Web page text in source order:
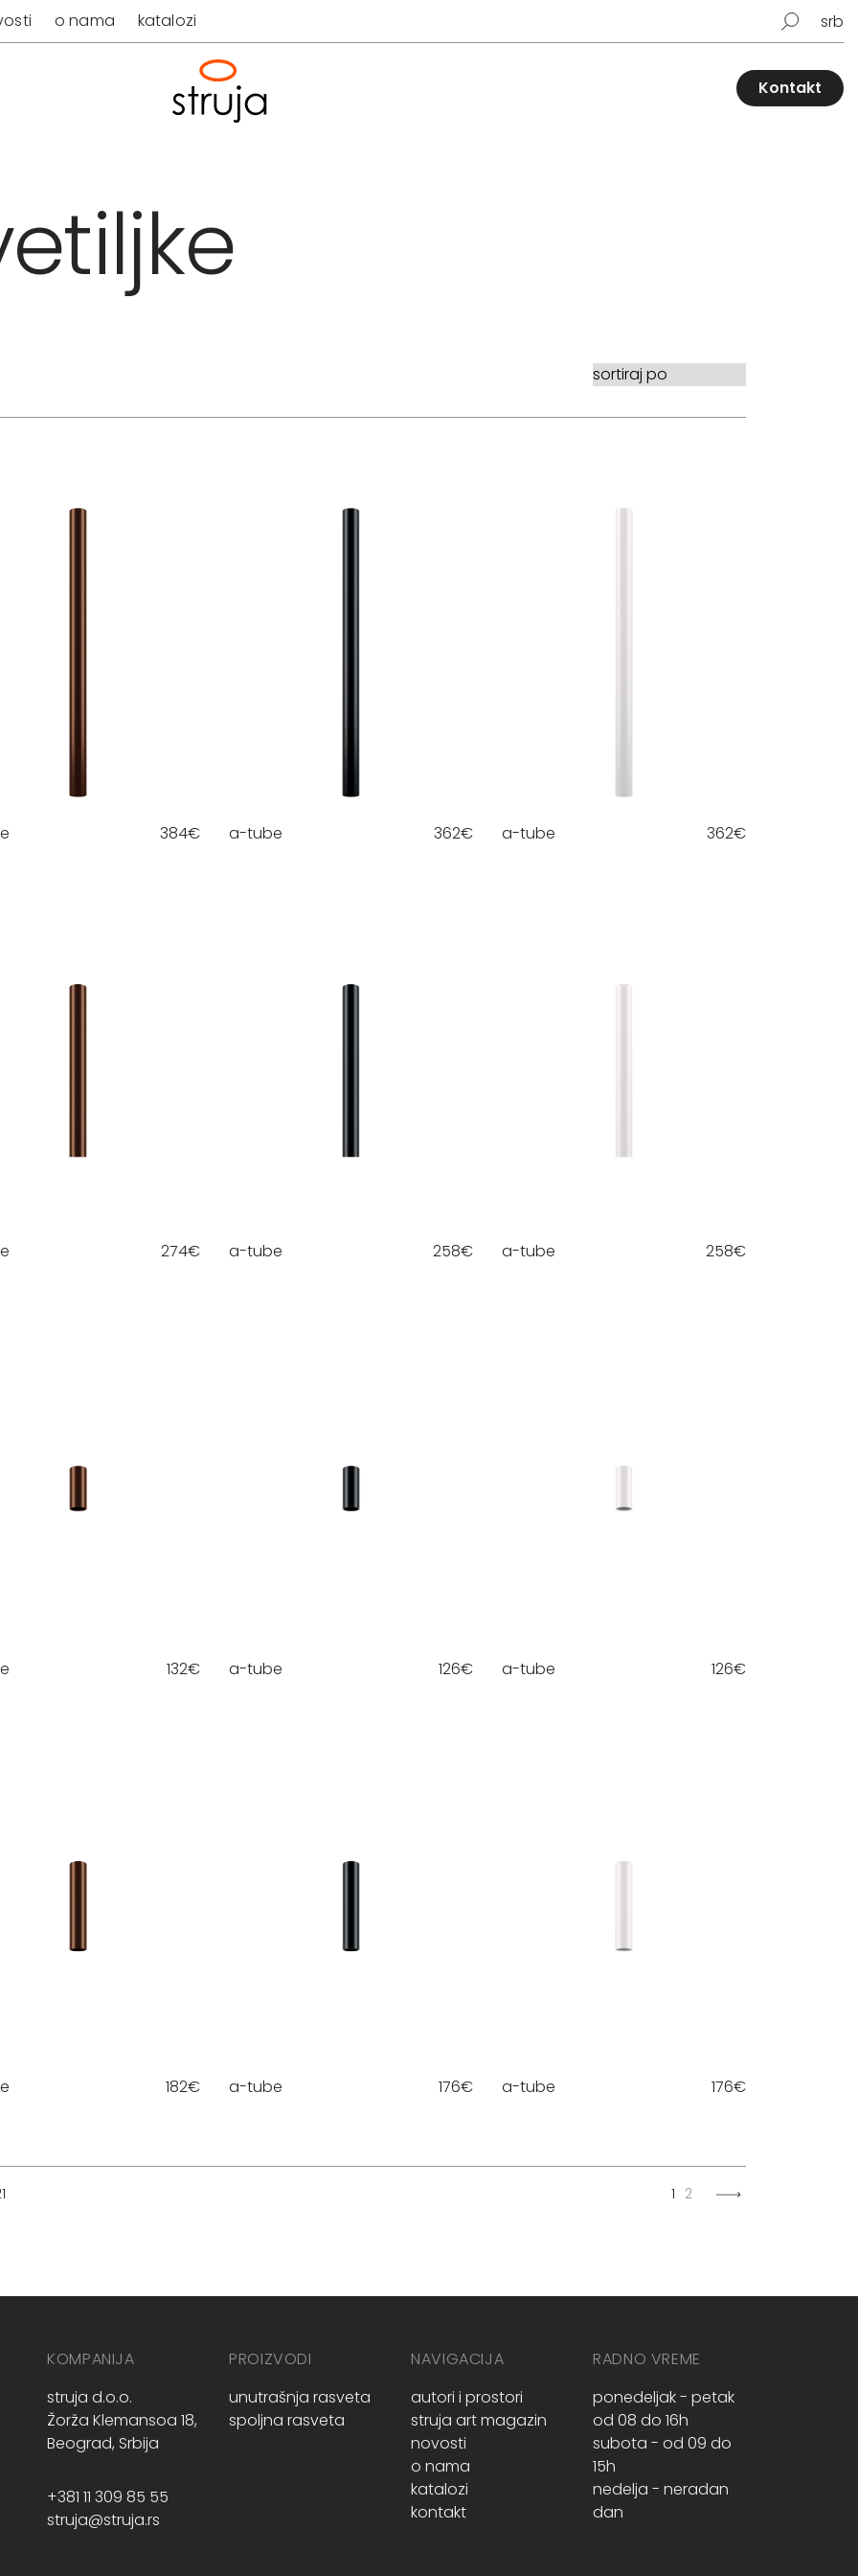
o nama katalozi srb
Kontakt
384€ a-tube 362€ a-tube 362€
274€ a-tube 258€ a-tube 258€
132€ a-tube 126€ a-tube 126€
182€ a-tube 176€ a-tube 176€
1 2
KOMPANIJA
struja d.o.o.
Žorža Klemansoa 18,
Beograd, Srbija
+381 11 309 85 55
struja@struja.rs
PROIZVODI
unutrašnja rasveta
spoljna rasveta
NAVIGACIJA
autori i prostori
struja art magazin
novosti
o nama
katalozi
kontakt
RADNO VREME
ponedeljak - petak
od 08 do 16h
subota - od 09 do
15h
nedelja - neradan
dan